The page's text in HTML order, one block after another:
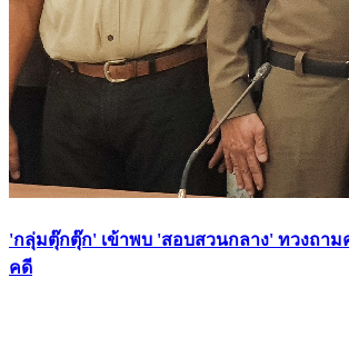
'กลุ่มตุ๊กตุ๊ก' เข้าพบ 'สอบสวนกลาง' ทวงถา
คดี